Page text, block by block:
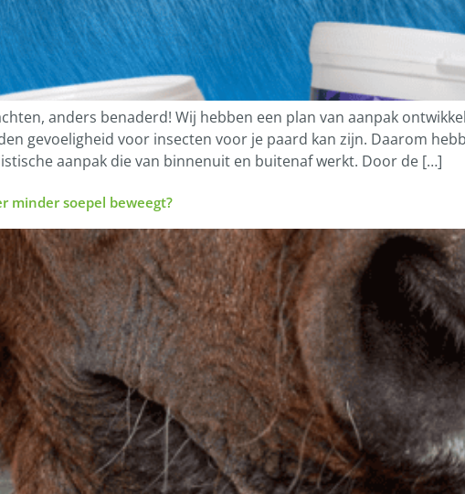
anders benaderd! Wij hebben een plan van aanpak
gevoeligheid voor insecten voor je paard kan zijn. Daarom
aanpak die van binnenuit en buitenaf werkt. Door de […]
minder soepel beweegt?